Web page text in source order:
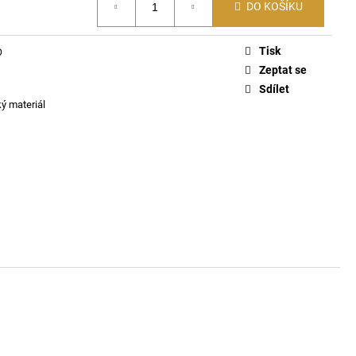
DO KOŠÍKU
materiál
Tisk
Zeptat se
Sdílet
EVA - FONDANT